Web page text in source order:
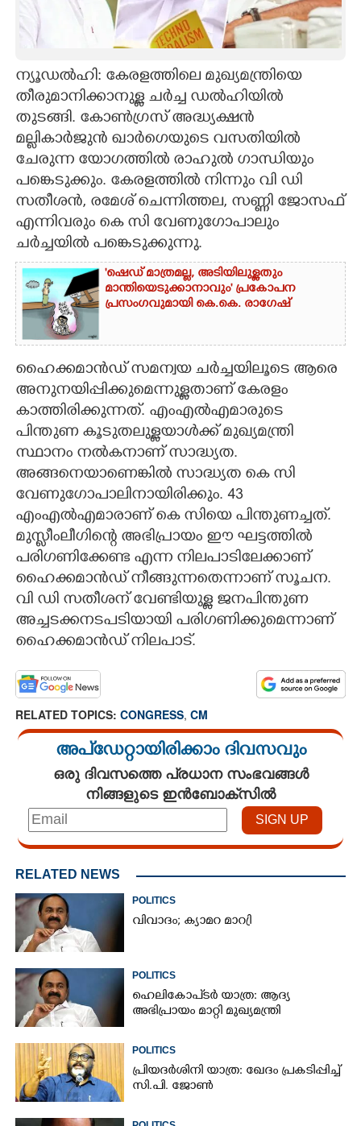
CARTOONS
LITERATURE
ZOOM
CONTACT US
ന്യൂഡൽഹി: കേരളത്തിലെ മുഖ്യമന്ത്രിയെ
തീരുമാനിക്കാനുള്ള ചർച്ച ഡൽഹിയിൽ
തുടങ്ങി. കോൺഗ്രസ് അദ്ധ്യക്ഷൻ
മല്ലികാർജുൻ ഖാർഗെയുടെ വസതിയിൽ
ചേരുന്ന യോഗത്തിൽ രാഹുൽ ഗാന്ധിയും
പങ്കെടുക്കും. കേരളത്തിൽ നിന്നും വി ഡി
സതീശൻ,​ രമേശ് ചെന്നിത്തല,​ സണ്ണി ജോസഫ്
എന്നിവരും കെ സി വേണുഗോപാലും
ചർച്ചയിൽ പങ്കെടുക്കുന്നു.
'ഷെഡ് മാത്രമല്ല, അടിയിലുള്ളതും
മാന്തിയെടുക്കാനാവും' പ്രകോപന
പ്രസംഗവുമായി കെ.കെ. രാഗേഷ്
ഹൈക്കമാൻഡ് സമന്വയ ചർച്ചയിലൂടെ ആരെ
അനുനയിപ്പിക്കുമെന്നുള്ളതാണ് കേരളം
കാത്തിരിക്കുന്നത്. എംഎൽഎമാരുടെ
പിന്തുണ കൂടുതലുള്ളയാൾക്ക് മുഖ്യമന്ത്രി
സ്ഥാനം നൽകനാണ് സാദ്ധ്യത.
അങ്ങനെയാണെങ്കിൽ സാദ്ധ്യത കെ സി
വേണുഗോപാലിനായിരിക്കും. 43
എംഎൽഎമാരാണ് കെ സിയെ പിന്തുണച്ചത്.
മുസ്ലീംലീഗിന്റെ അഭിപ്രായം ഈ ഘട്ടത്തിൽ
പരിഗണിക്കേണ്ട എന്ന നിലപാടിലേക്കാണ്
ഹൈക്കമാൻഡ് നീങ്ങുന്നതെന്നാണ് സൂചന.
വി ഡി സതീശന് വേണ്ടിയുള്ള ജനപിന്തുണ
അച്ചടക്കനടപടിയായി പരിഗണിക്കുമെന്നാണ്
ഹൈക്കമാൻഡ് നിലപാട്.
RELATED TOPICS: CONGRESS, CM
അപ്ഡേറ്റായിരിക്കാം ദിവസവും
ഒരു ദിവസത്തെ പ്രധാന സംഭവങ്ങൾ
നിങ്ങളുടെ ഇൻബോക്സിൽ
RELATED NEWS
POLITICS
വിവാദം; ക്യാമറ മാറ്രി
POLITICS
ഹെലികോപ്ടർ യാത്ര: ആദ്യ
അഭിപ്രായം മാറ്റി മുഖ്യമന്ത്രി
POLITICS
പ്രിയദർശിനി യാത്ര: ഖേദം പ്രകടിപ്പിച്ച്
സി.പി. ജോൺ